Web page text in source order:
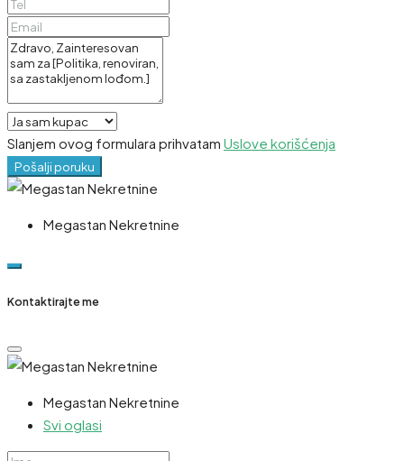
Slanjem ovog formulara prihvatam Uslove korišćenja
Pošalji poruku
Megastan Nekretnine
Kontaktirajte me
Megastan Nekretnine
Svi oglasi